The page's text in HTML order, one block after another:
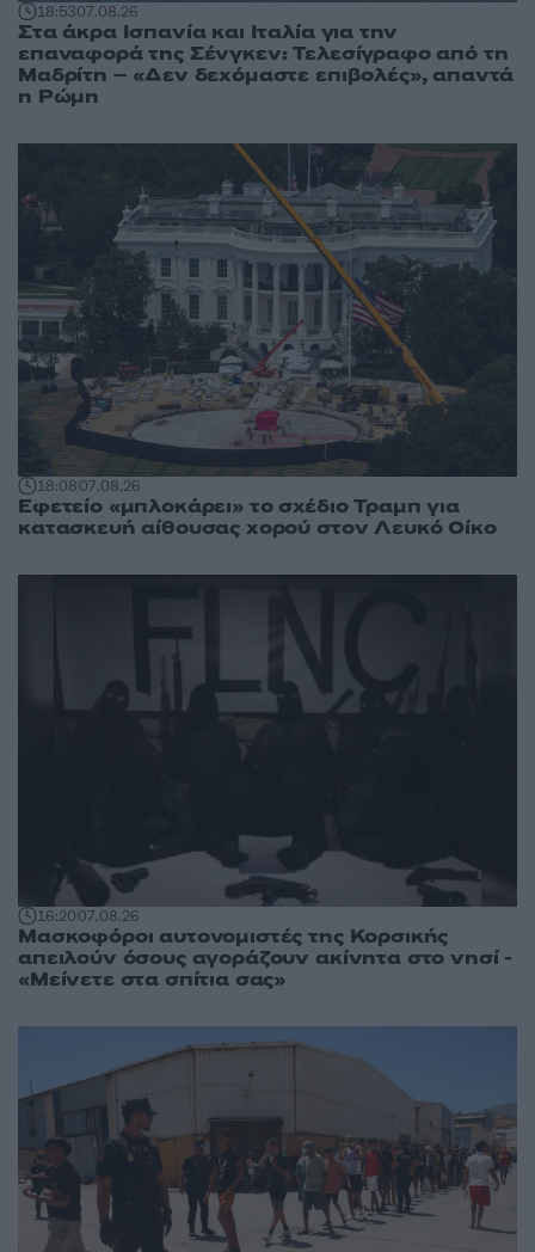
18:5307.08.26
Στα άκρα Ισπανία και Ιταλία για την
επαναφορά της Σένγκεν: Τελεσίγραφο από τη
Μαδρίτη – «Δεν δεχόμαστε επιβολές», απαντά
η Ρώμη
18:0807.08.26
Εφετείο «μπλοκάρει» το σχέδιο Τραμπ για
κατασκευή αίθουσας χορού στον Λευκό Οίκο
16:2007.08.26
Μασκοφόροι αυτονομιστές της Κορσικής
απειλούν όσους αγοράζουν ακίνητα στο νησί -
«Μείνετε στα σπίτια σας»